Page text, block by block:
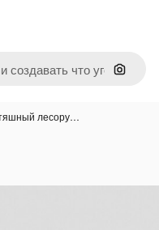
Поиск
лесору…